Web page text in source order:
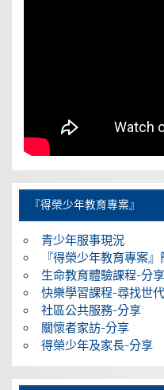
『得榮少年教育專案』
青少年服事現況
『得榮少年教育專案』
生命教育體驗課程-分享
快樂學習課程-尋找世
社區公共服務-分享
關懷者家訪-分享
得榮少年及家長-分享